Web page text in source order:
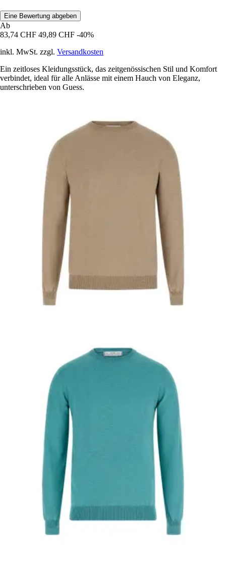
Eine Bewertung abgeben
Ab
83,74 CHF 49,89 CHF -40%
inkl. MwSt. zzgl. Versandkosten
Ein zeitloses Kleidungsstück, das zeitgenössischen Stil und Komfort
verbindet, ideal für alle Anlässe mit einem Hauch von Eleganz,
unterschrieben von Guess.